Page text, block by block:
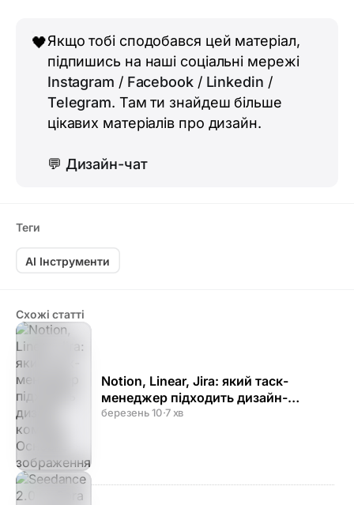
🖤Якщо тобі сподобався цей матеріал,
підпишись на наші соціальні мережі
Instagram / Facebook/ Linkedin /
Telegram. Там ти знайдеш більше
цікавих матеріалів про дизайн.
💬 Дизайн-чат
Теги
AI Інструменти
Схожі статті
Notion, Linear, Jira: який таск-
менеджер підходить дизайн-
команді
березень 10·7 хв